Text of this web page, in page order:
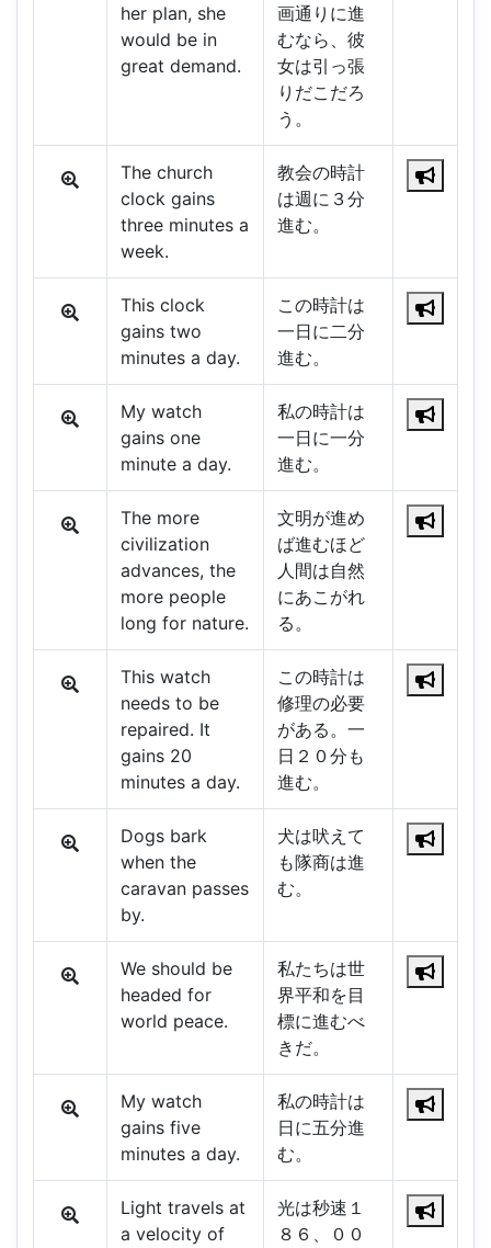
her plan, she
would be in
great demand.
画通りに進
むなら、彼
女は引っ張
りだこだろ
う。
The church
clock gains
three minutes a
week.
教会の時計
は週に３分
進む。
This clock
gains two
minutes a day.
この時計は
一日に二分
進む。
My watch
gains one
minute a day.
私の時計は
一日に一分
進む。
The more
civilization
advances, the
more people
long for nature.
文明が進め
ば進むほど
人間は自然
にあこがれ
る。
This watch
needs to be
repaired. It
gains 20
minutes a day.
この時計は
修理の必要
がある。一
日２０分も
進む。
Dogs bark
when the
caravan passes
by.
犬は吠えて
も隊商は進
む。
We should be
headed for
world peace.
私たちは世
界平和を目
標に進むべ
きだ。
My watch
gains five
minutes a day.
私の時計は
日に五分進
む。
Light travels at
a velocity of
光は秒速１
８６、００